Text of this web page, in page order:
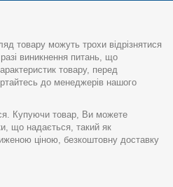
товару можуть трохи відрізнятися
виникнення питань, що
товару, перед
до менеджерів нашого
Купуючи товар, Ви можете
що надається, такий як
ціною, безкоштовну доставку